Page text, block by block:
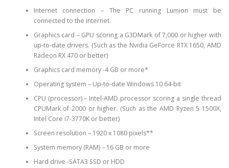
Internet connection – The PC running Lumion must be
connected to the internet.
Graphics card – GPU scoring a G3DMark of 7,000 or higher with
up-to-date drivers. (Such as the Nvidia GeForce RTX 1650, AMD
Radeon RX 470 or better)
Graphics card memory -4 GB or more*
Operating system – Up-to-date Windows 10 64-bit
CPU (processor) – Intel-AMD processor scoring a single thread
CPUMark of 2000 or higher. (Such as the AMD Ryzen 5 1500X,
Intel Core i7-3770K or better)
Screen resolution – 1920 x 1080 pixels**
System memory (RAM) – 16 GB or more
Hard drive -SATA3 SSD or HDD